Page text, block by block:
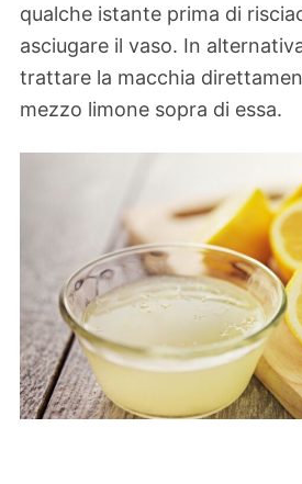
qualche istante prima di
asciugare il vaso. In
trattare la macchia
mezzo limone sopra di essa.